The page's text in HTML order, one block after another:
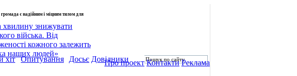
є надійним і міцним тилом для
хвилину знижувати
війська. Від
кожного залежить
наших людей»
Про проект Контакти Реклама
хіт Опитування Досьє Довідники